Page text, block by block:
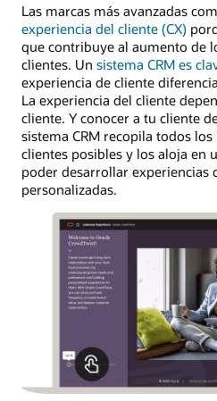
Las marcas más avanzadas
experiencia del cliente (CX)
que contribuye al aumento de
clientes. Un sistema CRM es
experiencia de cliente
La experiencia del cliente
cliente. Y conocer a tu cliente
sistema CRM recopila todos
clientes posibles y los aloja en
poder desarrollar experiencias
personalizadas.